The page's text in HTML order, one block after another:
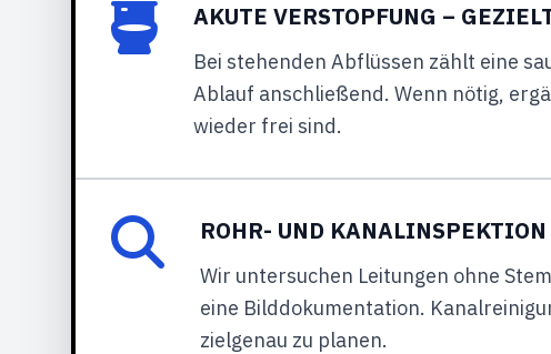
AKUTE VERSTOPFUNG –
Bei stehenden Abflüssen zählt eine
Ablauf anschließend. Wenn nötig,
wieder frei sind.
ROHR- UND
Wir untersuchen Leitungen ohne
eine Bilddokumentation.
zielgenau zu planen.